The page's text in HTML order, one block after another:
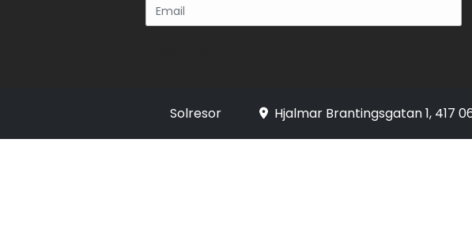
Solresor Hjalmar Brantingsgatan 1, 417